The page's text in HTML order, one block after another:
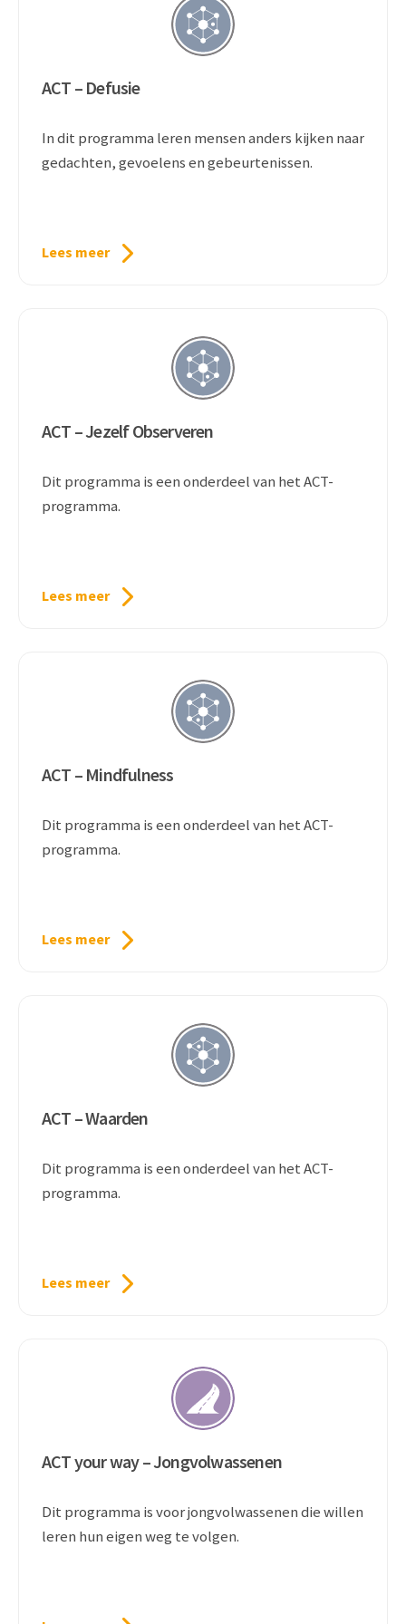
ACT – Defusie
In dit programma leren mensen anders kijken naar
gedachten, gevoelens en gebeurtenissen.
Lees meer
ACT – Jezelf Observeren
Dit programma is een onderdeel van het ACT-
programma.
Lees meer
ACT – Mindfulness
Dit programma is een onderdeel van het ACT-
programma.
Lees meer
ACT – Waarden
Dit programma is een onderdeel van het ACT-
programma.
Lees meer
ACT your way – Jongvolwassenen
Dit programma is voor jongvolwassenen die willen
leren hun eigen weg te volgen.